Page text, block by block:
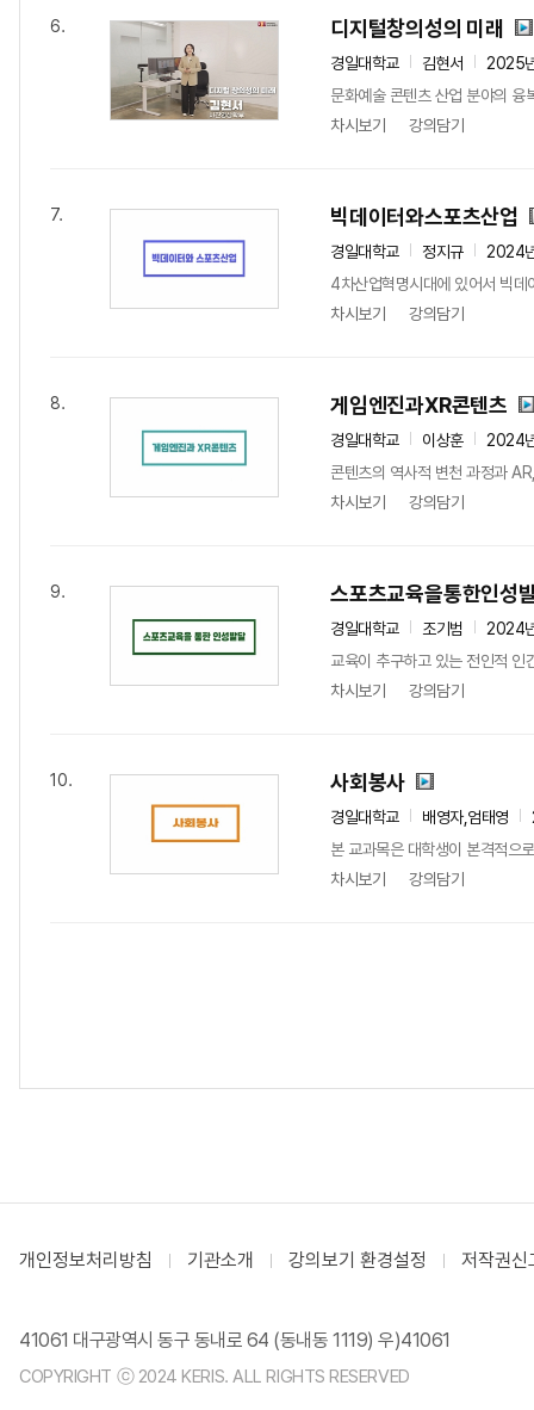
6. 디지털창의성의 미래
경일대학교 김현서
2025
문화예술 콘텐츠 산업 분야의 융
차시보기
강의담기
7. 빅데이터와스포츠산업
경일대학교 정지규
2024
4차산업혁명시대에 있어서 빅
차시보기
강의담기
8. 게임엔진과XR콘텐츠
경일대학교 이상훈
2024
콘텐츠의 역사적 변천 과정과
차시보기
강의담기
9. 스포츠교육을통한인성
경일대학교 조기범
2024
교육이 추구하고 있는 전인적 인
차시보기
강의담기
10. 사회봉사
경일대학교 배영자,엄태영
본 교과목은 대학생이 본격적으
차시보기
강의담기
개인정보처리방침 기관소개 강의보기 환경설정 저작권신
41061 대구광역시 동구 동내로 64 (동내동 1119) 우)41061
COPYRIGHT ⓒ 2024 KERIS. ALL RIGHTS RESERVED